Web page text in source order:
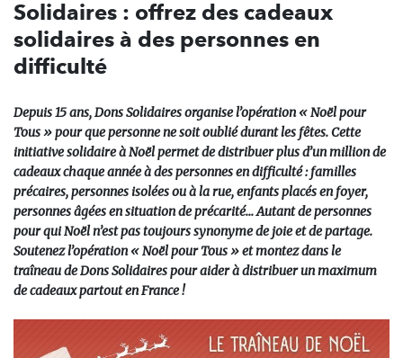
Solidaires : offrez des cadeaux
solidaires à des personnes en
difficulté
Depuis 15 ans, Dons Solidaires organise l’opération « Noël pour
Tous » pour que personne ne soit oublié durant les fêtes. Cette
initiative solidaire à Noël permet de distribuer plus d’un million de
cadeaux chaque année à des personnes en difficulté : familles
précaires, personnes isolées ou à la rue, enfants placés en foyer,
personnes âgées en situation de précarité... Autant de personnes
pour qui Noël n’est pas toujours synonyme de joie et de partage.
Soutenez l’opération « Noël pour Tous » et montez dans le
traîneau de Dons Solidaires pour aider à distribuer un maximum
de cadeaux partout en France !